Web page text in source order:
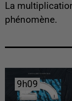
La
phénomène.
9h09
9h09